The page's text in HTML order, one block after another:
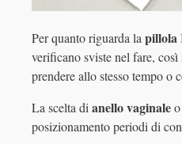
Per quanto riguarda la pillola
verificano sviste nel fare, così
prendere allo stesso tempo o
La scelta di anello vaginaleo
posizionamento periodi di